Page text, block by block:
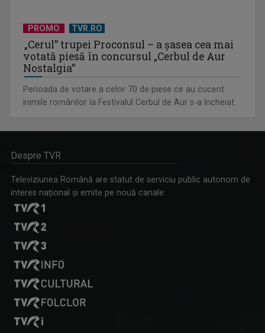
PROMO TVR.RO
„Cerul” trupei Proconsul – a şasea cea mai
votată piesă în concursul „Cerbul de Aur
Nostalgia”
Perioada de votare a celor 70 de piese ce au cucerit
Televiziunea Română are statut de serviciu public autonom de
interes naţional şi emite pe nouă canale: